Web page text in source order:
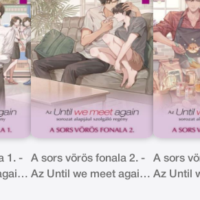
1. -
A sors vörös fonala 2. -
Az Until we meet again
A sors
Az Until